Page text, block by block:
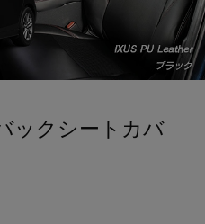
ックシートカバ